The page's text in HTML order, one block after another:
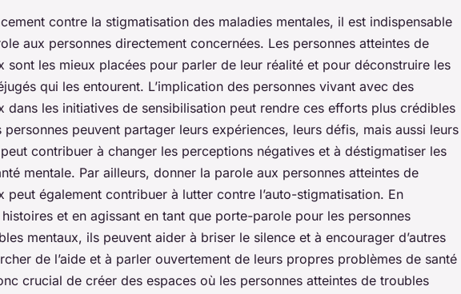
contre la stigmatisation des maladies mentales, il est indispensable
aux personnes directement concernées. Les personnes atteintes de
sont les mieux placées pour parler de leur réalité et pour déconstruire les
qui les entourent. L’implication des personnes vivant avec des
dans les initiatives de sensibilisation peut rendre ces efforts plus crédibles
peuvent partager leurs expériences, leurs défis, mais aussi leurs
contribuer à changer les perceptions négatives et à déstigmatiser les
mentale. Par ailleurs, donner la parole aux personnes atteintes de
peut également contribuer à lutter contre l’auto-stigmatisation. En
et en agissant en tant que porte-parole pour les personnes
mentaux, ils peuvent aider à briser le silence et à encourager d’autres
de l’aide et à parler ouvertement de leurs propres problèmes de santé
crucial de créer des espaces où les personnes atteintes de troubles